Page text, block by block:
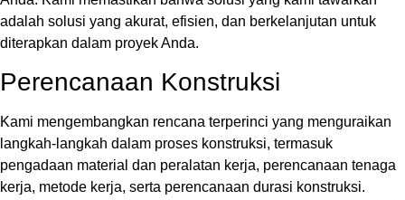
adalah solusi yang akurat, efisien, dan berkelanjutan untuk
diterapkan dalam proyek Anda.
Perencanaan Konstruksi
Kami mengembangkan rencana terperinci yang menguraikan
langkah-langkah dalam proses konstruksi, termasuk
pengadaan material dan peralatan kerja, perencanaan tenaga
kerja, metode kerja, serta perencanaan durasi konstruksi.